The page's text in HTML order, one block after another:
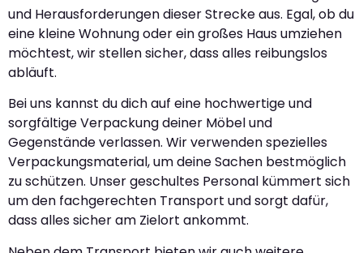
und Herausforderungen dieser Strecke aus. Egal, ob du
eine kleine Wohnung oder ein großes Haus umziehen
möchtest, wir stellen sicher, dass alles reibungslos
abläuft.
Bei uns kannst du dich auf eine hochwertige und
sorgfältige Verpackung deiner Möbel und
Gegenstände verlassen. Wir verwenden spezielles
Verpackungsmaterial, um deine Sachen bestmöglich
zu schützen. Unser geschultes Personal kümmert sich
um den fachgerechten Transport und sorgt dafür,
dass alles sicher am Zielort ankommt.